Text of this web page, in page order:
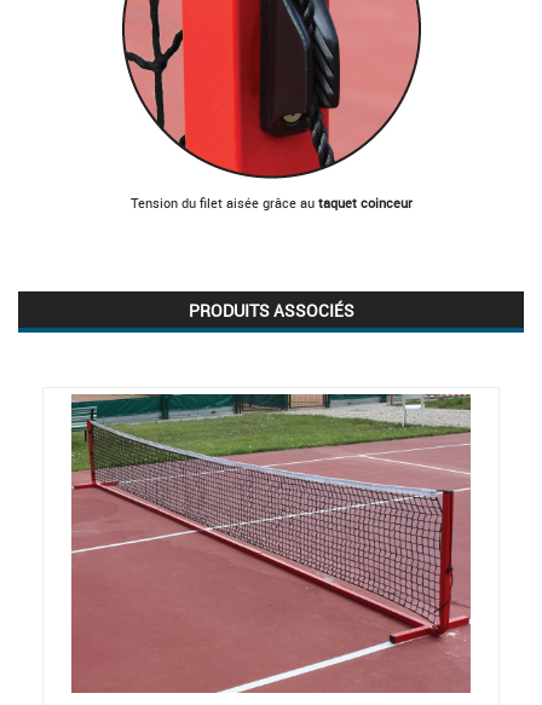
Tension du filet aisée grâce au taquet coinceur
PRODUITS ASSOCIÉS